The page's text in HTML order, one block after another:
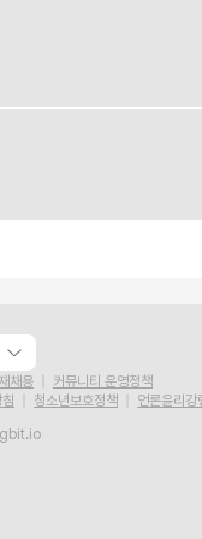
채용
커뮤니티 운영정책
청소년보호정책
언론윤리강